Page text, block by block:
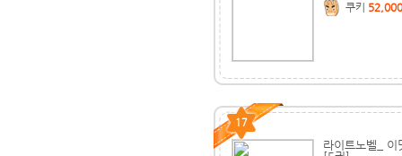
쿠키 52,000
17
라이트노벨_ 이